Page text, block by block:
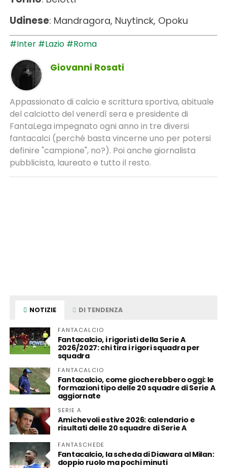
Udinese: Mandragora, Nuytinck, Opoku
#Inter #Lazio #Roma
Giovanni Rosati
Appassionato di calcio e scrittura sportiva, abituale
del calciotto del venerdì sera e presidente di
FantaLega impegnato ogni anno in tre diversi
fantacalci (perché basta vincerne uno per potersi
definire "campione", no?). Poi anche giornalista
pubblicista, laureato e tutto il resto.
NOTIZIE DI TENDENZA
FANTACALCIO
Fantacalcio, i rigoristi della Serie A
2026/2027: chi tira i rigori squadra per
squadra
FANTACALCIO
Fantacalcio, come giocherebbero oggi: le
formazioni tipo delle 20 squadre di Serie A
aggiornate
SERIE A
Amichevoli estive 2026: calendario e
risultati delle 20 squadre di Serie A
FANTASCHEDE
Fantacalcio, la scheda di Diawara al Milan:
doppio ruolo ma pochi minuti